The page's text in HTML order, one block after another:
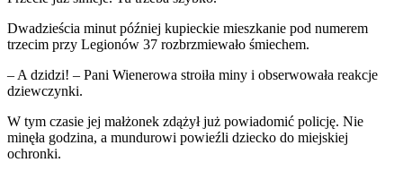
Dwadzieścia minut później kupieckie mieszkanie pod numerem
trzecim przy Legionów 37 rozbrzmiewało śmiechem.
– A dzidzi! – Pani Wienerowa stroiła miny i obserwowała reakcje
dziewczynki.
W tym czasie jej małżonek zdążył już powiadomić policję. Nie
minęła godzina, a mundurowi powieźli dziecko do miejskiej
ochronki.